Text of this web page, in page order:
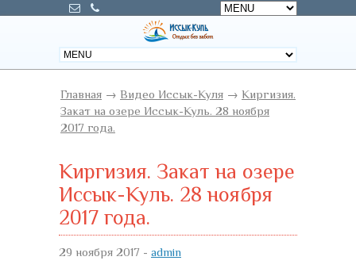
Главная → Видео Иссык-Куля → Киргизия.
Закат на озере Иссык-Куль. 28 ноября
2017 года.
Киргизия. Закат на озере
Иссык-Куль. 28 ноября
2017 года.
29 ноября 2017 - admin